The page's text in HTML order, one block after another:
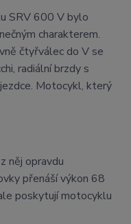
SRV 600 V bylo
charakterem.
čtyřválec do V se
radiální brzdy s
Motocykl, který
něj opravdu
přenáší výkon 68
poskytují motocyklu